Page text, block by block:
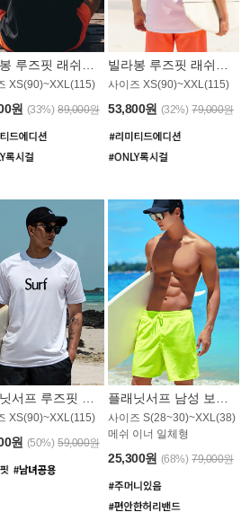
XS(90)~XXL(115)
원 (33%) 89,000원
사이즈 XS(90)~XXL(115)
53,800원 (32%) 79,000원
XS(90)~XXL(115)
원 (50%) 59,000원
사이즈 S(28~30)~XXL(38)
메쉬 이너 일체형
25,300원 (68%) 79,000원